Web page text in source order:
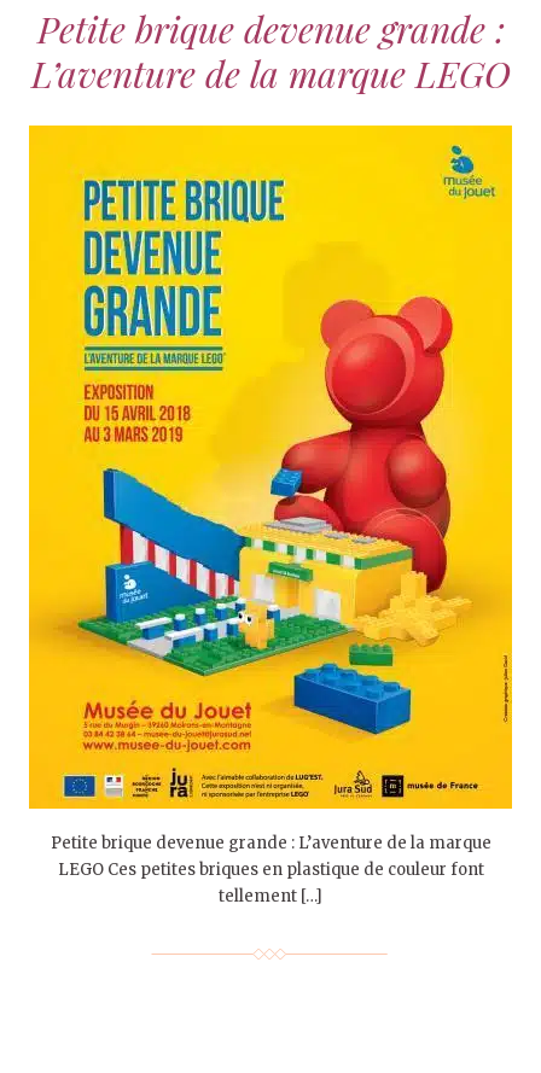
Petite brique devenue grande :
L’aventure de la marque LEGO
Petite brique devenue grande : L’aventure de la marque
LEGO Ces petites briques en plastique de couleur font
tellement […]